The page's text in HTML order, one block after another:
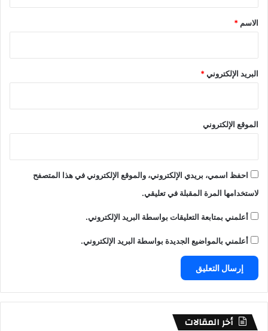
*
الاسم *
البريد الإلكتروني*
الموقع الإلكتروني
احفظ اسمي، بريدي الإلكتروني، والموقع الإلكتروني في هذا المتصفح
لاستخدامها المرة المقبلة في تعليقي.
أعلمني بمتابعة التعليقات بواسطة البريد الإلكتروني.
أعلمني بالمواضيع الجديدة بواسطة البريد الإلكتروني.
أخر المقالات